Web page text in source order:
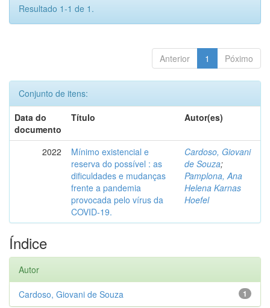
Resultado 1-1 de 1.
Anterior 1 Póximo
Conjunto de itens:
Data do
documento
Título Autor(es)
2022
Mínimo existencial e
reserva do possível : as
dificuldades e mudanças
frente a pandemia
provocada pelo vírus da
COVID-19.
Cardoso, Giovani
de Souza;
Pamplona, Ana
Helena Karnas
Hoefel
Índice
Autor
1
Cardoso, Giovani de Souza